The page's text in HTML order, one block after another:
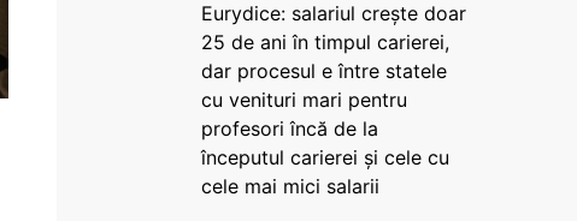
Eurydice: salariul crește doar
25 de ani în timpul carierei,
dar procesul e între statele
cu venituri mari pentru
profesori încă de la
începutul carierei și cele cu
cele mai mici salarii